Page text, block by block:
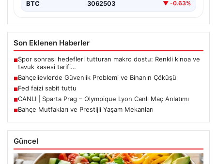
BTC 3062503 ▼ -0.63%
Son Eklenen Haberler
■Spor sonrası hedefleri tutturan makro dostu: Renkli kinoa ve
tavuk kasesi tarifi…
■Bahçelievler’de Güvenlik Problemi ve Binanın Çöküşü
■Fed faizi sabit tuttu
■CANLI | Sparta Prag – Olympique Lyon Canlı Maç Anlatımı
■Bahçe Mutfakları ve Prestijli Yaşam Mekanları
Güncel